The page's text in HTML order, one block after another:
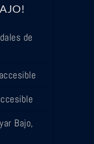
de
Bajo,